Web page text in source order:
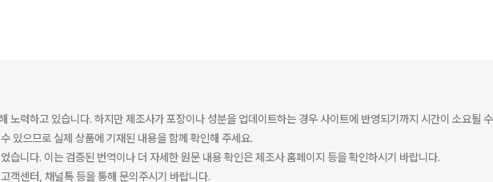
노력하고 있습니다. 하지만 제조사가 포장이나 성분을 업데이트하는 경우 사이트에 반영되기까지 시간이 소요될
있으므로 실제 상품에 기재된 내용을 함께 확인해 주세요.
습니다. 이는 검증된 번역이나 더 자세한 원문 내용 확인은 제조사 홈페이지 등을 확인하시기 바랍니다.
객센터, 채널톡 등을 통해 문의주시기 바랍니다.